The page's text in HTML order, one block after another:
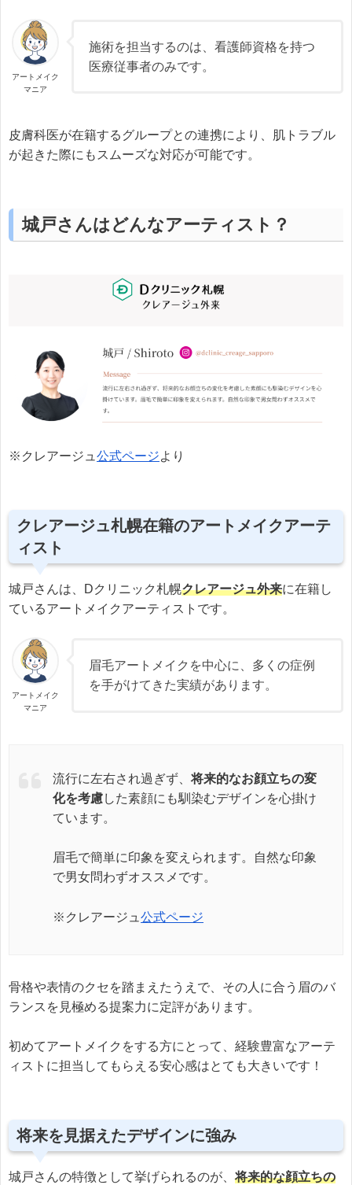
アートメイク
マニア
施術を担当するのは、看護師資格を持つ
医療従事者のみです。
皮膚科医が在籍するグループとの連携により、肌トラブル
が起きた際にもスムーズな対応が可能です。
城戸さんはどんなアーティスト？
※クレアージュ 公式ページより
クレアージュ札幌在籍のアートメイクアーテ
ィスト
城戸さんは、Dクリニック札幌クレアージュ外来に在籍し
ているアートメイクアーティストです。
アートメイク
マニア
眉毛アートメイクを中心に、多くの症例
を手がけてきた実績があります。
流行に左右され過ぎず、将来的なお顔立ちの変
化を考慮した素顔にも馴染むデザインを心掛け
ています。
眉毛で簡単に印象を変えられます。自然な印象
で男女問わずオススメです。
※クレアージュ 公式ページ
骨格や表情のクセを踏まえたうえで、その人に合う眉のバ
ランスを見極める提案力に定評があります。
初めてアートメイクをする方にとって、経験豊富なアーテ
ィストに担当してもらえる安心感はとても大きいです！
将来を見据えたデザインに強み
城戸さんの特徴として挙げられるのが、将来的な顔立ちの